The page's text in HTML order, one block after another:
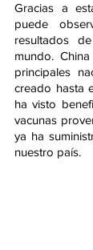
Gracias a
puede
resultados
mundo.
principales
creado hasta
ha visto
vacunas
ya ha
nuestro país.